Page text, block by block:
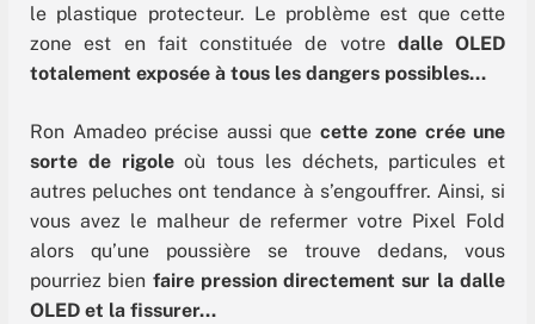
le plastique protecteur. Le problème est que cette
zone est en fait constituée de votre dalle OLED
totalement exposée à tous les dangers possibles…
Ron Amadeo précise aussi que cette zone crée une
sorte de rigoleoù tous les déchets, particules et
autres peluches ont tendance à s’engouffrer. Ainsi, si
vous avez le malheur de refermer votre Pixel Fold
alors qu’une poussière se trouve dedans, vous
pourriez bien faire pression directement sur la dalle
OLED et la fissurer…